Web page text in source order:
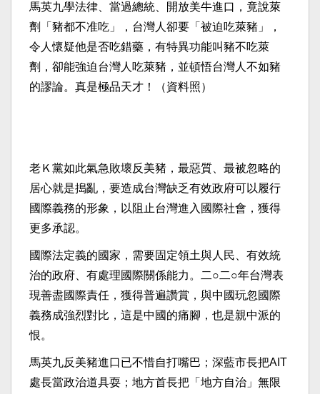
馬英九學法律、當過總統、開放美牛進口，竟說萊
劑「豬都不准吃」，台灣人卻要「被迫吃萊豬」，
令人懷疑他是否吃錯藥，有特異功能叫豬不吃萊
劑，卻能強迫台灣人吃萊豬，並頓悟台灣人不如豬
的謬論。真是極品天才！（資料照）
老Ｋ黨如此氣急敗壞反美豬，最惡質、最被忽略的
居心就是搗亂，要造成台灣缺乏有效政府可以履行
國際義務的形象，以阻止台灣進入國際社會，獲得
更多承認。
國際法定義的國家，需要固定領土與人民、有效統
治的政府、有處理國際關係能力。二○二○年台灣表
現善盡國際責任，獲得普遍讚賞，與中國玩忽國際
義務成強烈對比，這是中國的痛腳，也是親中派的
恨。
馬英九反美豬進口已不惜自打嘴巴；深藍市長把AIT
處長當政治道具耍；地方首長把「地方自治」無限